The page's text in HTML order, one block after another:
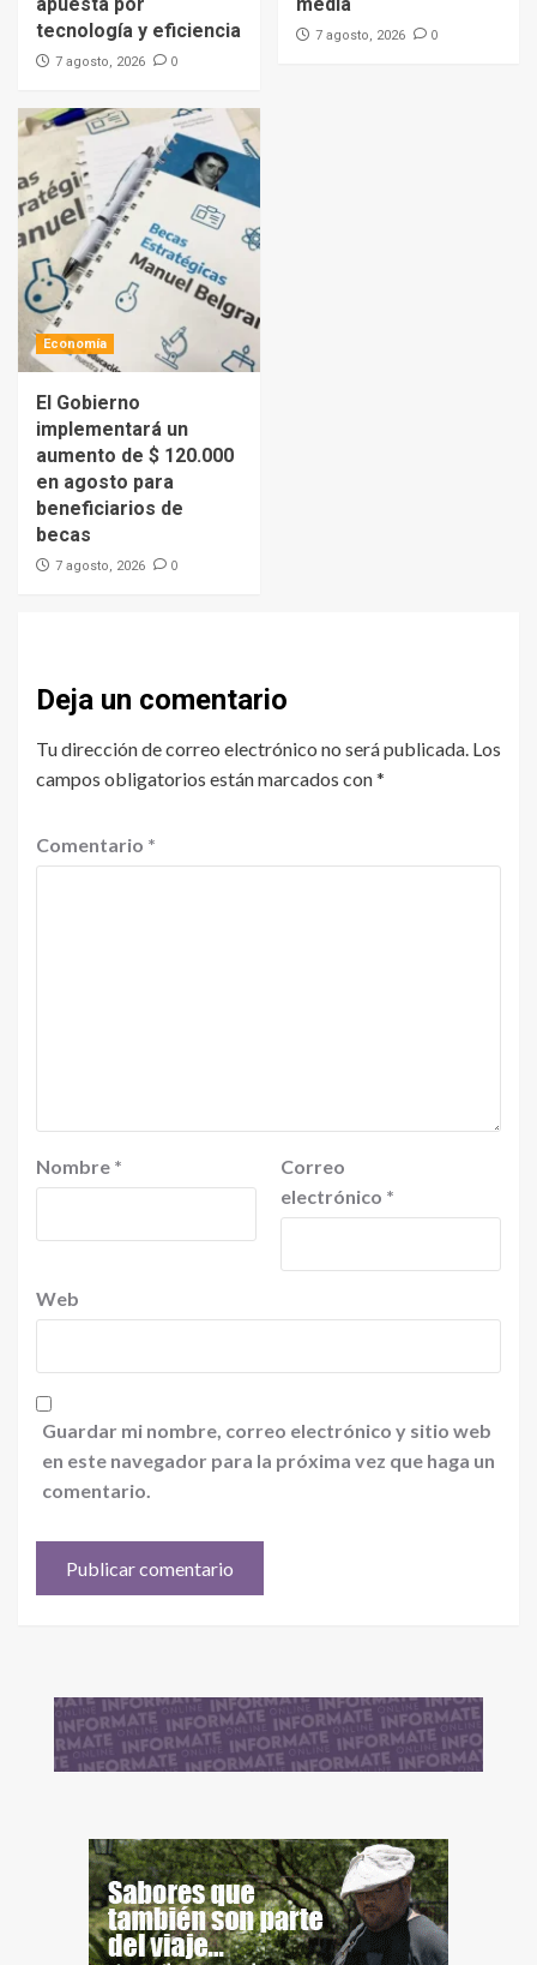
apuesta por
tecnología y eficiencia
7 agosto, 2026 0
media
7 agosto, 2026 0
Economía
El Gobierno
implementará un
aumento de $ 120.000
en agosto para
beneficiarios de
becas
7 agosto, 2026 0
Deja un comentario
Tu dirección de correo electrónico no será publicada. Los
campos obligatorios están marcados con*
Comentario *
Nombre *
Correo
electrónico *
Web
Guardar mi nombre, correo electrónico y sitio web
en este navegador para la próxima vez que haga un
comentario.